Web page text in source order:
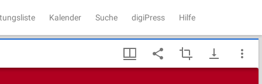
Kalender Suche digiPress Hilfe